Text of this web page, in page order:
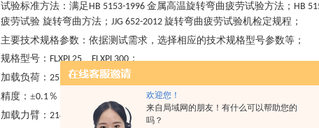
欢迎您！
来自局域网的朋友！有什么可以帮助您的
吗？
试验标准方法 ： 满足 HB 5153-1996 金属高温旋转弯曲疲劳试验方法 ； HB
疲劳试验 旋转弯曲方法 ； JJG 652-2012 旋转弯曲疲劳试验机检定规程 ；
主要技术规格参数 ： 依据测试需求，选择相应的技术规格型号参数等 ；
规格型号 ： FLXPL25、FLXPL300；
加载负荷 ： 25N 、 300N；
精度 ： ±0.1％
加载力臂 ： 214mm